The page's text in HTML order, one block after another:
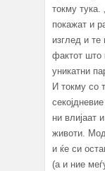
токму тука.
покажат и
изглед и те
фактот што
уникатни
И токму со
ни влијаат
животи.
и ќе си
(а и ние